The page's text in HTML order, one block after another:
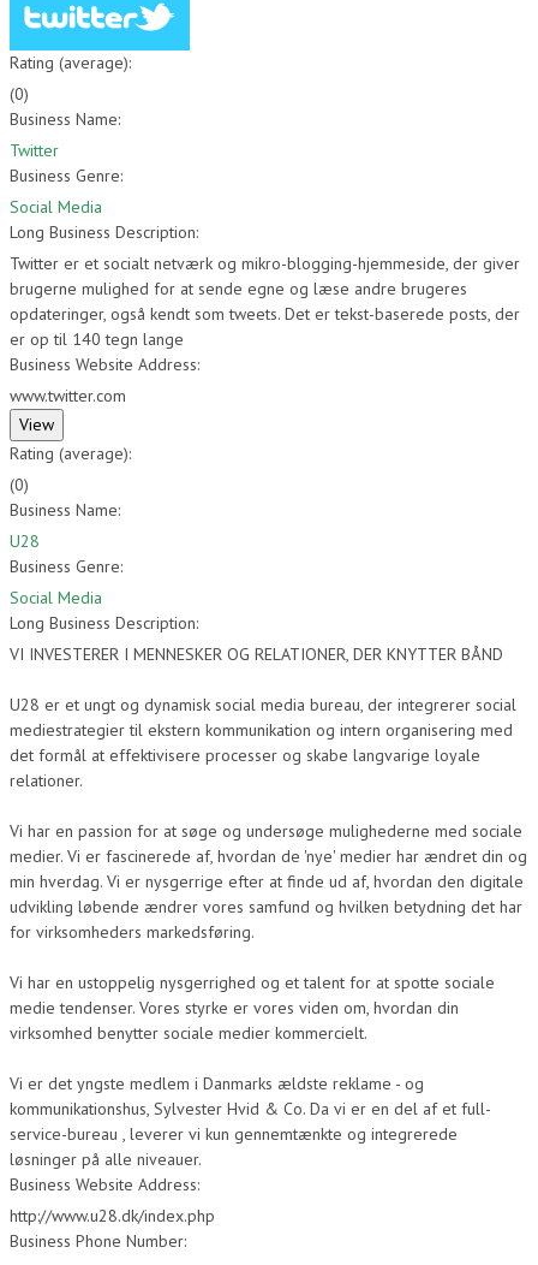
Rating (average):
(0)
Business Name:
Twitter
Business Genre:
Social Media
Long Business Description:
Twitter er et socialt netværk og mikro-blogging-hjemmeside, der giver
brugerne mulighed for at sende egne og læse andre brugeres
opdateringer, også kendt som tweets. Det er tekst-baserede posts, der
er op til 140 tegn lange
Business Website Address:
www.twitter.com
Rating (average):
(0)
Business Name:
U28
Business Genre:
Social Media
Long Business Description:
VI INVESTERER I MENNESKER OG RELATIONER, DER KNYTTER BÅND
U28 er et ungt og dynamisk social media bureau, der integrerer social
mediestrategier til ekstern kommunikation og intern organisering med
det formål at effektivisere processer og skabe langvarige loyale
relationer.
Vi har en passion for at søge og undersøge mulighederne med sociale
medier. Vi er fascinerede af, hvordan de 'nye' medier har ændret din og
min hverdag. Vi er nysgerrige efter at finde ud af, hvordan den digitale
udvikling løbende ændrer vores samfund og hvilken betydning det har
for virksomheders markedsføring.
Vi har en ustoppelig nysgerrighed og et talent for at spotte sociale
medie tendenser. Vores styrke er vores viden om, hvordan din
virksomhed benytter sociale medier kommercielt.
Vi er det yngste medlem i Danmarks ældste reklame - og
kommunikationshus, Sylvester Hvid & Co. Da vi er en del af et full-
service-bureau , leverer vi kun gennemtænkte og integrerede
løsninger på alle niveauer.
Business Website Address:
http://www.u28.dk/index.php
Business Phone Number: